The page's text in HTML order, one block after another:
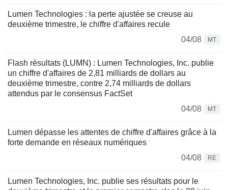
Lumen Technologies : la perte ajustée se creuse au
deuxième trimestre, le chiffre d'affaires recule
04/08
MT
Flash résultats (LUMN) : Lumen Technologies, Inc. publie
un chiffre d'affaires de 2,81 milliards de dollars au
deuxième trimestre, contre 2,74 milliards de dollars
attendus par le consensus FactSet
04/08
MT
Lumen dépasse les attentes de chiffre d'affaires grâce à la
forte demande en réseaux numériques
04/08
RE
Lumen Technologies, Inc. publie ses résultats pour le